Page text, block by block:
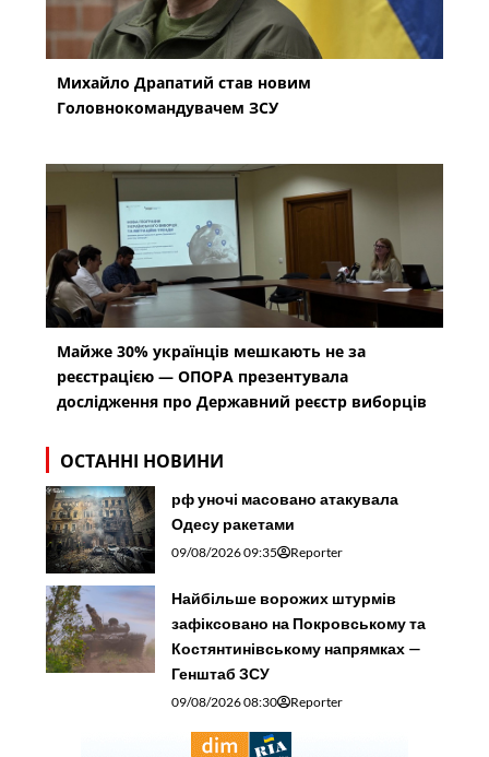
Михайло Драпатий став новим
Головнокомандувачем ЗСУ
Майже 30% українців мешкають не за
реєстрацією — ОПОРА презентувала
дослідження про Державний реєстр виборців
ОСТАННІ НОВИНИ
рф уночі масовано атакувала
Одесу ракетами
09/08/2026 09:35 Reporter
Найбільше ворожих штурмів
зафіксовано на Покровському та
Костянтинівському напрямках —
Генштаб ЗСУ
09/08/2026 08:30 Reporter